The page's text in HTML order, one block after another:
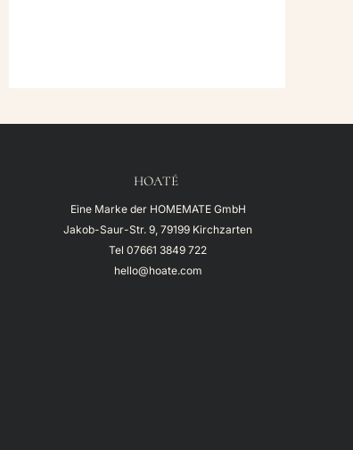
HOATÉ
Eine Marke der HOMEMATE GmbH
Jakob-Saur-Str. 9, 79199 Kirchzarten
Tel07661 3849 722
hello@hoate.com